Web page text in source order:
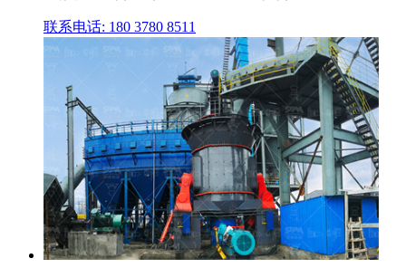
联系电话: 180 3780 8511